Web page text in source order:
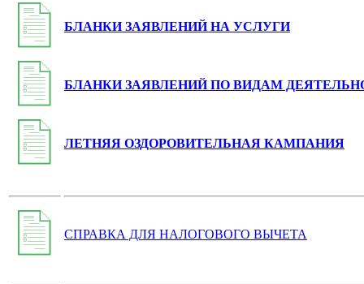
БЛАНКИ ЗАЯВЛЕНИЙ НА УСЛУГИ
БЛАНКИ ЗАЯВЛЕНИЙ ПО ВИДАМ
ЛЕТНЯЯ ОЗДОРОВИТЕЛЬНАЯ КАМПАНИЯ
СПРАВКА ДЛЯ НАЛОГОВОГО ВЫЧЕТА